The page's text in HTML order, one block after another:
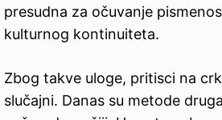
presudna za očuvanje
kulturnog kontinuiteta.
Zbog takve uloge, pritisci na
slučajni. Danas su metode